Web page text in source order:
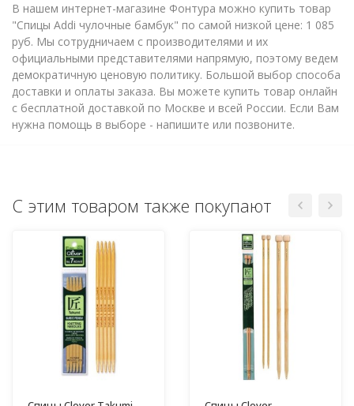
В нашем интернет-магазине Фонтура можно купить товар
"Спицы Addi чулочные бамбук" по самой низкой цене: 1 085
руб. Мы сотрудничаем с производителями и их
официальными представителями напрямую, поэтому ведем
демократичную ценовую политику. Большой выбор способа
доставки и оплаты заказа. Вы можете купить товар онлайн
с бесплатной доставкой по Москве и всей России. Если Вам
нужна помощь в выборе - напишите или позвоните.
С этим товаром также покупают